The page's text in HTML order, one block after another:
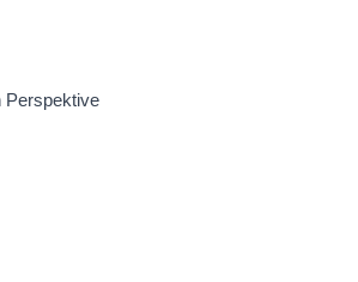
Perspektive